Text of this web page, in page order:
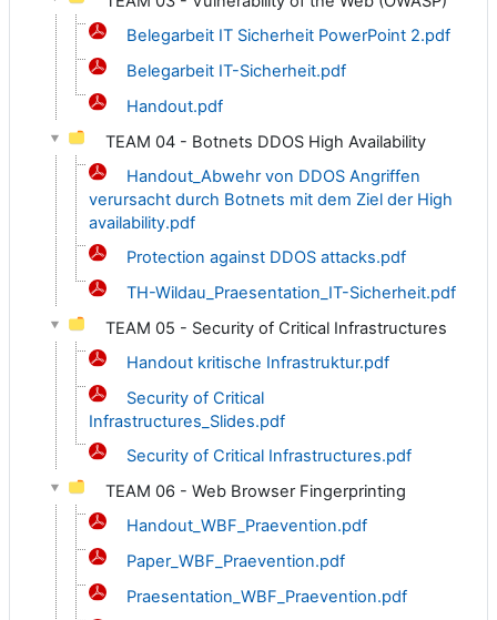
Belegarbeit IT Sicherheit PowerPoint 2.pdf
Belegarbeit IT-Sicherheit.pdf
Handout.pdf
TEAM 04 - Botnets DDOS High Availability
Handout_Abwehr von DDOS Angriffen
verursacht durch Botnets mit dem Ziel der High
availability.pdf
Protection against DDOS attacks.pdf
TH-Wildau_Praesentation_IT-Sicherheit.pdf
TEAM 05 - Security of Critical Infrastructures
Handout kritische Infrastruktur.pdf
Security of Critical
Infrastructures_Slides.pdf
Security of Critical Infrastructures.pdf
TEAM 06 - Web Browser Fingerprinting
Handout_WBF_Praevention.pdf
Paper_WBF_Praevention.pdf
Praesentation_WBF_Praevention.pdf